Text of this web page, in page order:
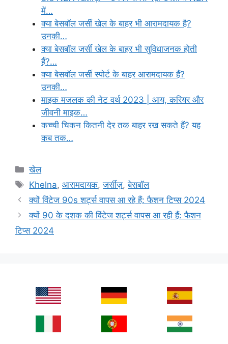
में…
क्या बेसबॉल जर्सी खेल के बाहर भी आरामदायक है?
उनकी…
क्या बेसबॉल जर्सी खेल के बाहर भी सुविधाजनक होती
हैं?…
क्या बेसबॉल जर्सी स्पोर्ट के बाहर आरामदायक हैं?
उनकी…
माइक मजलक की नेट वर्थ 2023 | आय, करियर और
जीवनी माइक…
कच्ची चिकन कितनी देर तक बाहर रख सकते हैं? यह
कब तक…
Categories
खेल
Tags
Khelna,आरामदायक,जर्सीज़,बेसबॉल
क्यों विंटेज 90s शर्ट्स वापस आ रहे हैं: फैशन टिप्स 2024
क्यों 90 के दशक की विंटेज शर्ट्स वापस आ रही हैं: फैशन
टिप्स 2024